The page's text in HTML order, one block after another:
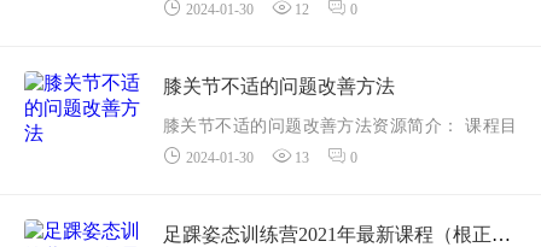
录
01颈段向前运动协调中心点放松.mp4
02.png
02颈段向后运动协调中心点放松.mp4
2024-01-30 12 0
膝关节不适的问题改善方法
膝关节不适的问题改善方法资源简介： 课程目
录（1）股四头肌牵拉及膝关节活动受限改善.m
（2）股四头放松.mov
2024-01-30 13 0
足踝姿态训练营2021年最新课程（根正派）